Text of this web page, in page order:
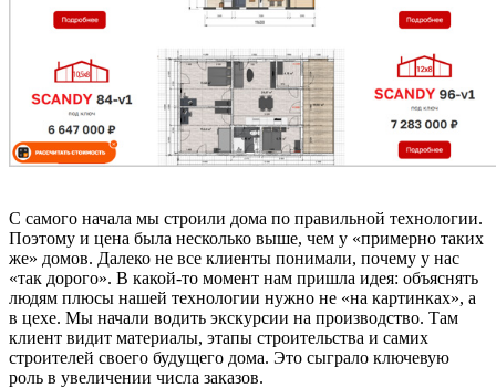
С самого начала мы строили дома по правильной технологии.
Поэтому и цена была несколько выше, чем у «примерно таких
же» домов. Далеко не все клиенты понимали, почему у нас
«так дорого». В какой-то момент нам пришла идея: объяснять
людям плюсы нашей технологии нужно не «на картинках», а
в цехе. Мы начали водить экскурсии на производство. Там
клиент видит материалы, этапы строительства и самих
строителей своего будущего дома. Это сыграло ключевую
роль в увеличении числа заказов.